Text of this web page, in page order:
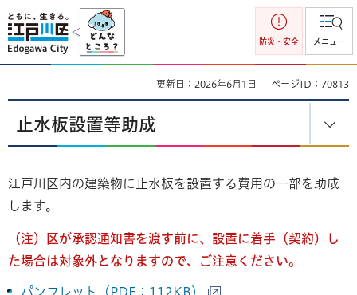
江戸川区
防災・安全 メニュー
更新日：2026年6月1日 ページID：70813
止水板設置等助成
江戸川区内の建築物に止水板を設置する費用の一部を助成
します。
（注）区が承認通知書を渡す前に、設置に着手（契約）し
た場合は対象外となりますので、ご注意ください。
パンフレット（PDF：112KB）